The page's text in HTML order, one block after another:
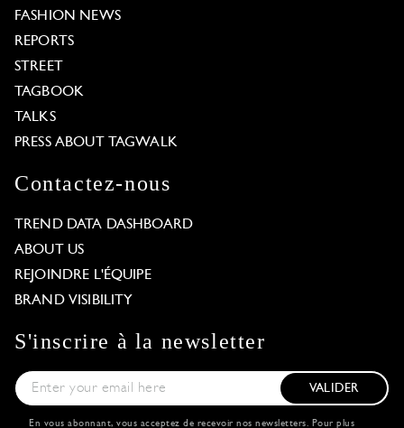
FASHION NEWS
REPORTS
STREET
TAGBOOK
TALKS
PRESS ABOUT TAGWALK
Contactez-nous
TREND DATA DASHBOARD
ABOUT US
REJOINDRE L'ÉQUIPE
BRAND VISIBILITY
S'inscrire à la newsletter
VALIDER
En vous abonnant, vous acceptez de recevoir nos newsletters. Pour plus